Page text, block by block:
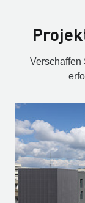
Verschaffen